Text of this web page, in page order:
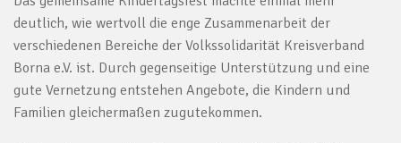
deutlich, wie wertvoll die enge Zusammenarbeit der
verschiedenen Bereiche der Volkssolidarität Kreisverband
Borna e.V. ist. Durch gegenseitige Unterstützung und eine
gute Vernetzung entstehen Angebote, die Kindern und
Familien gleichermaßen zugutekommen.